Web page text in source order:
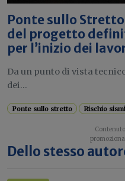
Ponte sullo
del progetto
per l’inizio dei
Da un punto di vista
dei...
Ponte sullo stretto Rischio
Dello stesso